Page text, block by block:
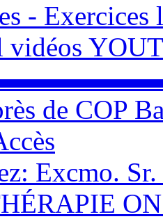
- Exercices
vidéos
de COP
Excmo.